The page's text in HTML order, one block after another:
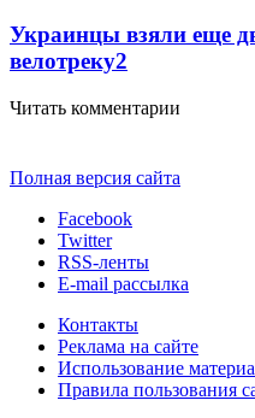
Украинцы взяли еще
велотреку2
Читать комментарии
Полная версия сайта
Facebook
Twitter
RSS-ленты
E-mail рассылка
Контакты
Реклама на сайте
Использование
Правила пользования